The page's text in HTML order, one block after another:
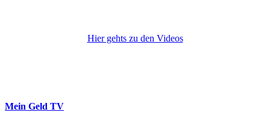
Hier gehts zu den Videos
Mein Geld TV